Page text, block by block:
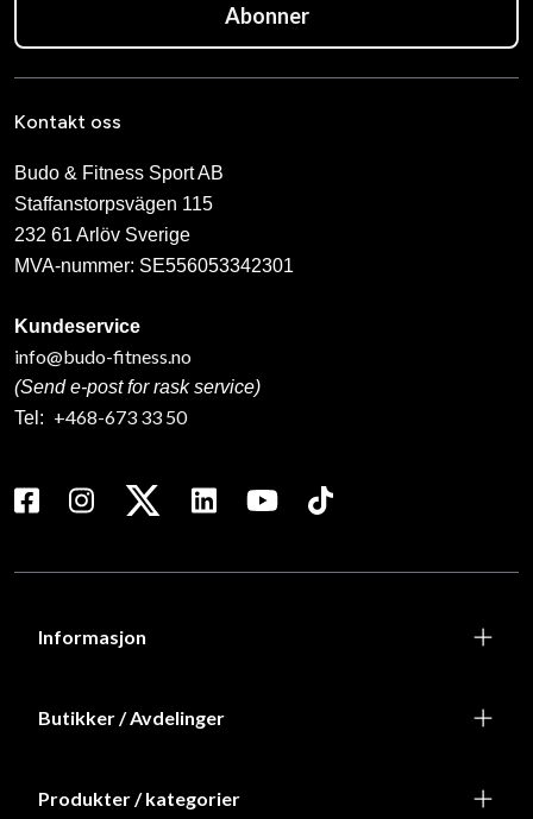
Abonner
Kontakt oss
Budo & Fitness Sport AB
Staffanstorpsvägen 115
232 61 Arlöv Sverige
MVA-nummer: SE556053342301
Kundeservice
info@budo-fitness.no
(Send e-post for rask service)
Tel: +468-673 33 50
Informasjon
Butikker / Avdelinger
Produkter / kategorier